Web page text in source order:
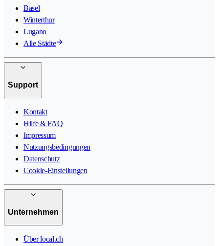
Basel
Winterthur
Lugano
Alle Städte
Support
Kontakt
Hilfe & FAQ
Impressum
Nutzungsbedingungen
Datenschutz
Cookie-Einstellungen
Unternehmen
Über local.ch